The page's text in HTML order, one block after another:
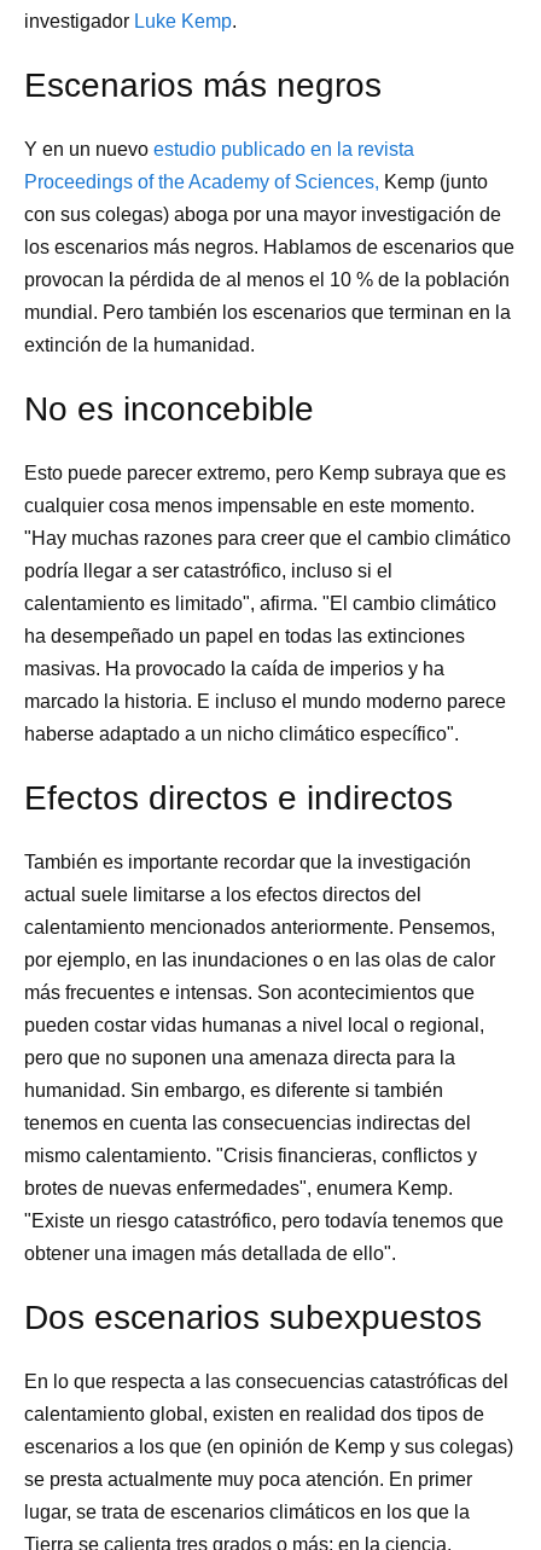
investigador Luke Kemp.
Escenarios más negros
Y en un nuevo estudio publicado en la revista
Proceedings of the Academy of Sciences, Kemp (junto
con sus colegas) aboga por una mayor investigación de
los escenarios más negros. Hablamos de escenarios que
provocan la pérdida de al menos el 10 % de la población
mundial. Pero también los escenarios que terminan en la
extinción de la humanidad.
No es inconcebible
Esto puede parecer extremo, pero Kemp subraya que es
cualquier cosa menos impensable en este momento.
"Hay muchas razones para creer que el cambio climático
podría llegar a ser catastrófico, incluso si el
calentamiento es limitado", afirma. "El cambio climático
ha desempeñado un papel en todas las extinciones
masivas. Ha provocado la caída de imperios y ha
marcado la historia. E incluso el mundo moderno parece
haberse adaptado a un nicho climático específico".
Efectos directos e indirectos
También es importante recordar que la investigación
actual suele limitarse a los efectos directos del
calentamiento mencionados anteriormente. Pensemos,
por ejemplo, en las inundaciones o en las olas de calor
más frecuentes e intensas. Son acontecimientos que
pueden costar vidas humanas a nivel local o regional,
pero que no suponen una amenaza directa para la
humanidad. Sin embargo, es diferente si también
tenemos en cuenta las consecuencias indirectas del
mismo calentamiento. "Crisis financieras, conflictos y
brotes de nuevas enfermedades", enumera Kemp.
"Existe un riesgo catastrófico, pero todavía tenemos que
obtener una imagen más detallada de ello".
Dos escenarios subexpuestos
En lo que respecta a las consecuencias catastróficas del
calentamiento global, existen en realidad dos tipos de
escenarios a los que (en opinión de Kemp y sus colegas)
se presta actualmente muy poca atención. En primer
lugar, se trata de escenarios climáticos en los que la
Tierra se calienta tres grados o más; en la ciencia,